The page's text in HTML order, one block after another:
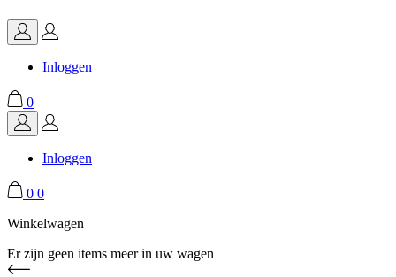
Inloggen
0
Inloggen
0 0
Winkelwagen
Er zijn geen items meer in uw wagen